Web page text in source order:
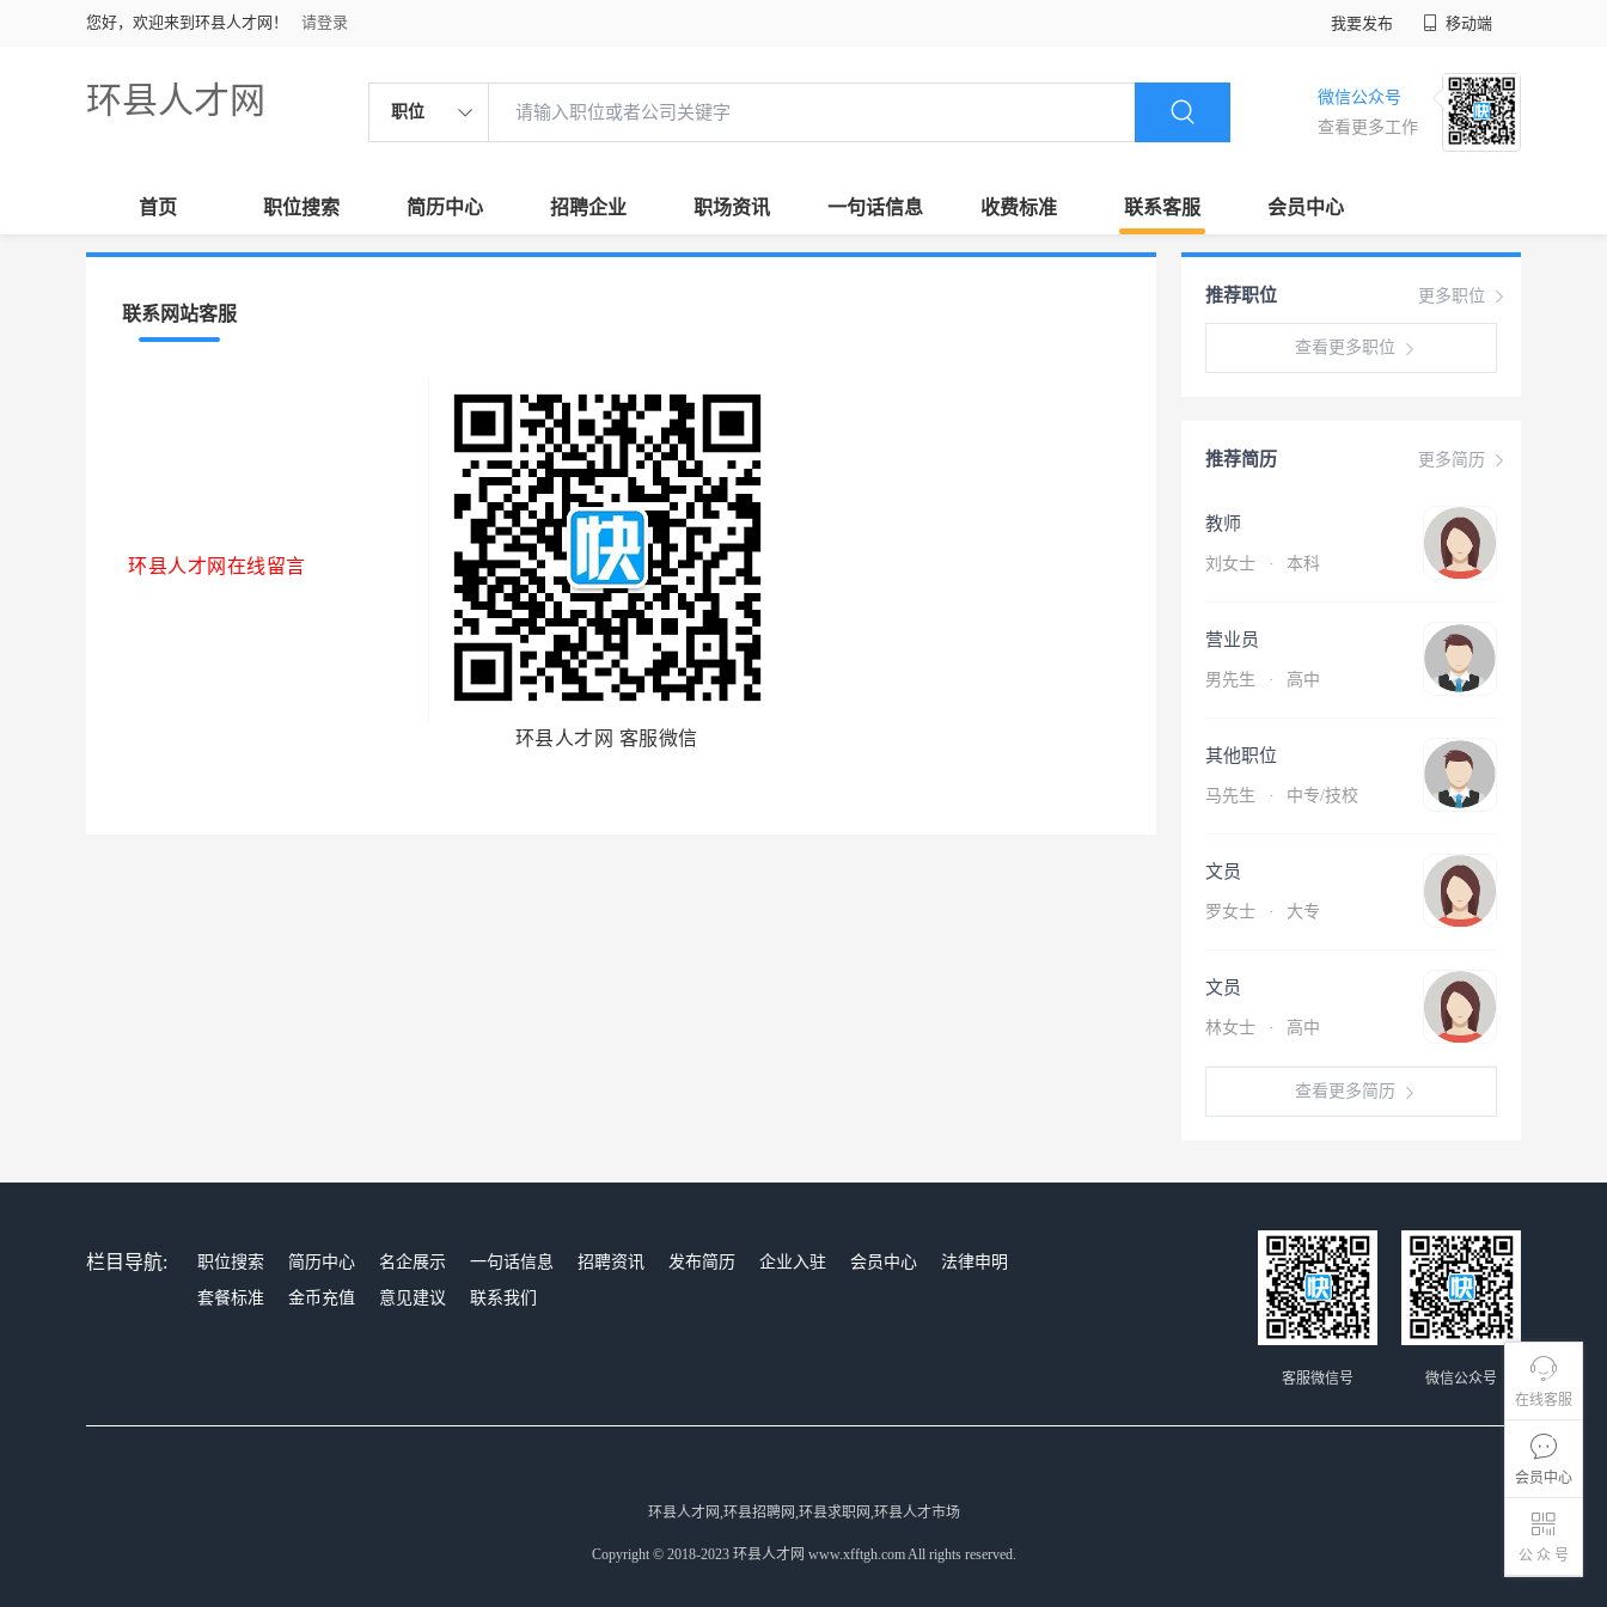
您好，欢迎来到环县人才网！ 请登录 我要发布 移动端
环县人才网 职位
微信公众号
查看更多工作
首页 职位搜索 简历中心 招聘企业 职场资讯 一句话信息 收费标准 联系客服 会员中心
在线客服
会员中心
公 众 号
联系网站客服
环县人才网在线留言
环县人才网 客服微信
更多职位
推荐职位
查看更多职位
更多简历
推荐简历
教师
刘女士 · 本科
营业员
男先生 · 高中
其他职位
马先生 · 中专/技校
文员
罗女士 · 大专
文员
林女士 · 高中
查看更多简历
栏目导航: 职位搜索 简历中心 名企展示 一句话信息 招聘资讯 发布简历 企业入驻 会员中心
法律申明
套餐标准
金币充值 意见建议 联系我们
微信公众号
客服微信号
环县人才网,环县招聘网,环县求职网,环县人才市场
Copyright © 2018-2023 环县人才网 www.xfftgh.com All rights reserved.